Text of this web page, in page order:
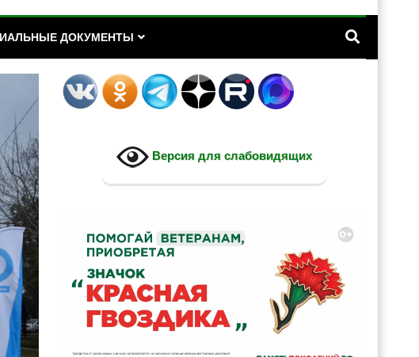
РА
ДОКУМЕНТЫ
Версия для слабовидящих